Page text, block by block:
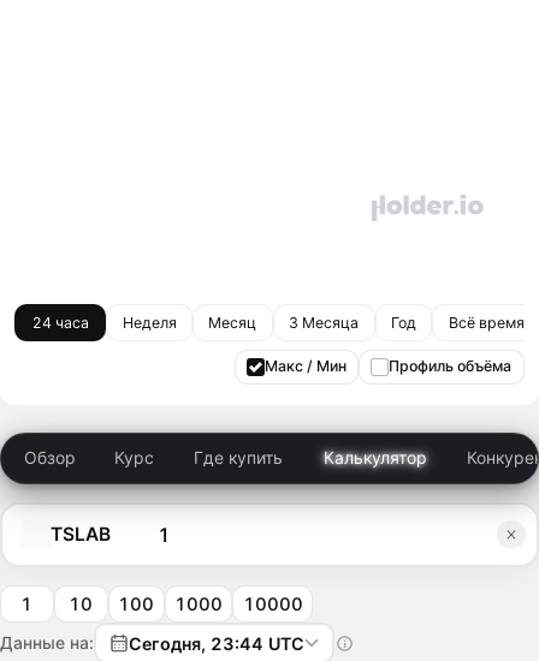
24 часа Неделя Месяц 3 Месяца Год Всё время
Макс / Мин Профиль объёма
Обзор Курс Где купить Калькулятор
TSLAB
1 10 100 1000 10000
Данные на: Сегодня, 23:44 UTC